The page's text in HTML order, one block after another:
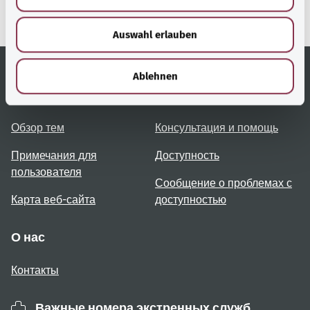
Auswahl erlauben
Ablehnen
здравоохранения).
Полезные ссылки
Обзор тем
Примечания для
пользователя
Карта веб-сайта
Услуги
Консультация и помощь
Доступность
Сообщение о проблемах с
доступностью
О нас
Контакты